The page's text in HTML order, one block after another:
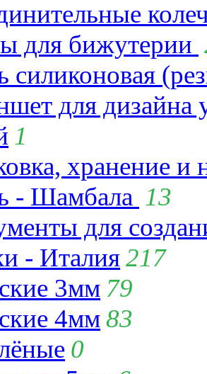
для бижутерии
силиконовая
для
1
хранение и
- Шамбала 13
для
- Италия217
3мм 79
4мм83
0